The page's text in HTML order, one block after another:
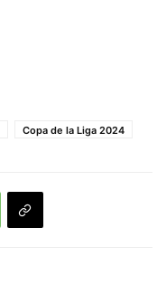
Copa de la Liga 2024